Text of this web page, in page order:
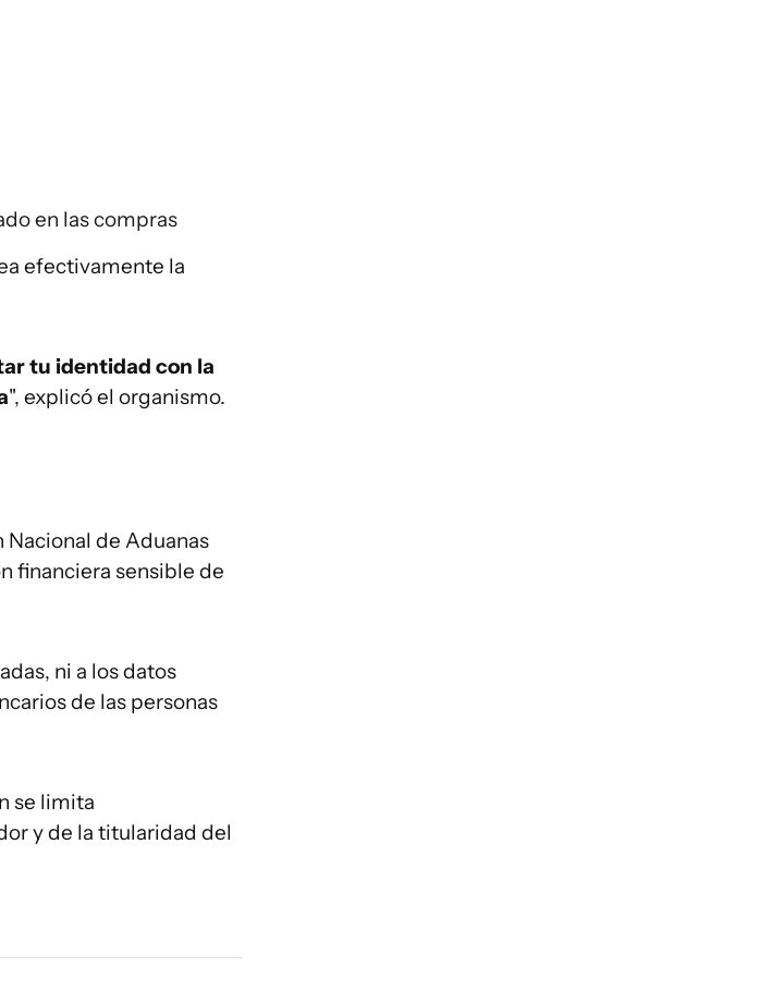
en las compras
efectivamente la
tu identidad con la
", explicó el organismo.
de Aduanas
financiera sensible de
ni a los datos
de las personas
se limita
y de la titularidad del